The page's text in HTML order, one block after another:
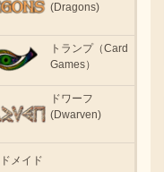
(Dragons)
トランプ（Card
Games）
ドワーフ
(Dwarven)
メイド